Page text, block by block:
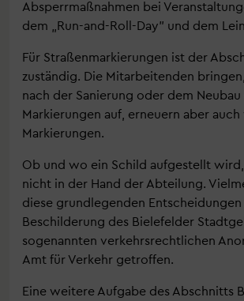
Absperrmaßnahmen bei
dem „Run-and-Roll-Day” und dem
Für Straßenmarkierungen ist der
zuständig. Die Mitarbeitenden
nach der Sanierung oder dem Neubau
Markierungen auf, erneuern aber auch
Markierungen.
Ob und wo ein Schild aufgestellt
nicht in der Hand der Abteilung.
diese grundlegenden Entscheidungen
Beschilderung des Bielefelder
sogenannten verkehrsrechtlichen
Amt für Verkehr getroffen.
Eine weitere Aufgabe des Abschnitts